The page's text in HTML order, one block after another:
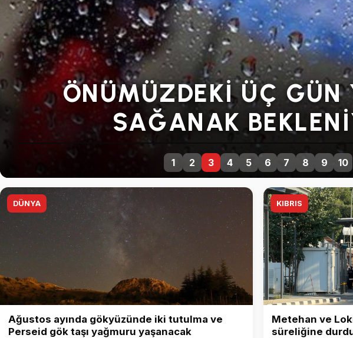
ÖNÜMÜZDEKI ÜÇ GÜN
SAĞANAK
1 2 3 4 5 6 7 8 9 10
DÜNYA
Ağustos ayında gökyüzünde iki tutulma ve
Perseid gök taşı yağmuru yaşanacak
KIBRIS
Metehan ve
süreliğine